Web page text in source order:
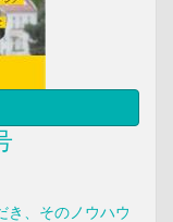
き、そのノウハウ